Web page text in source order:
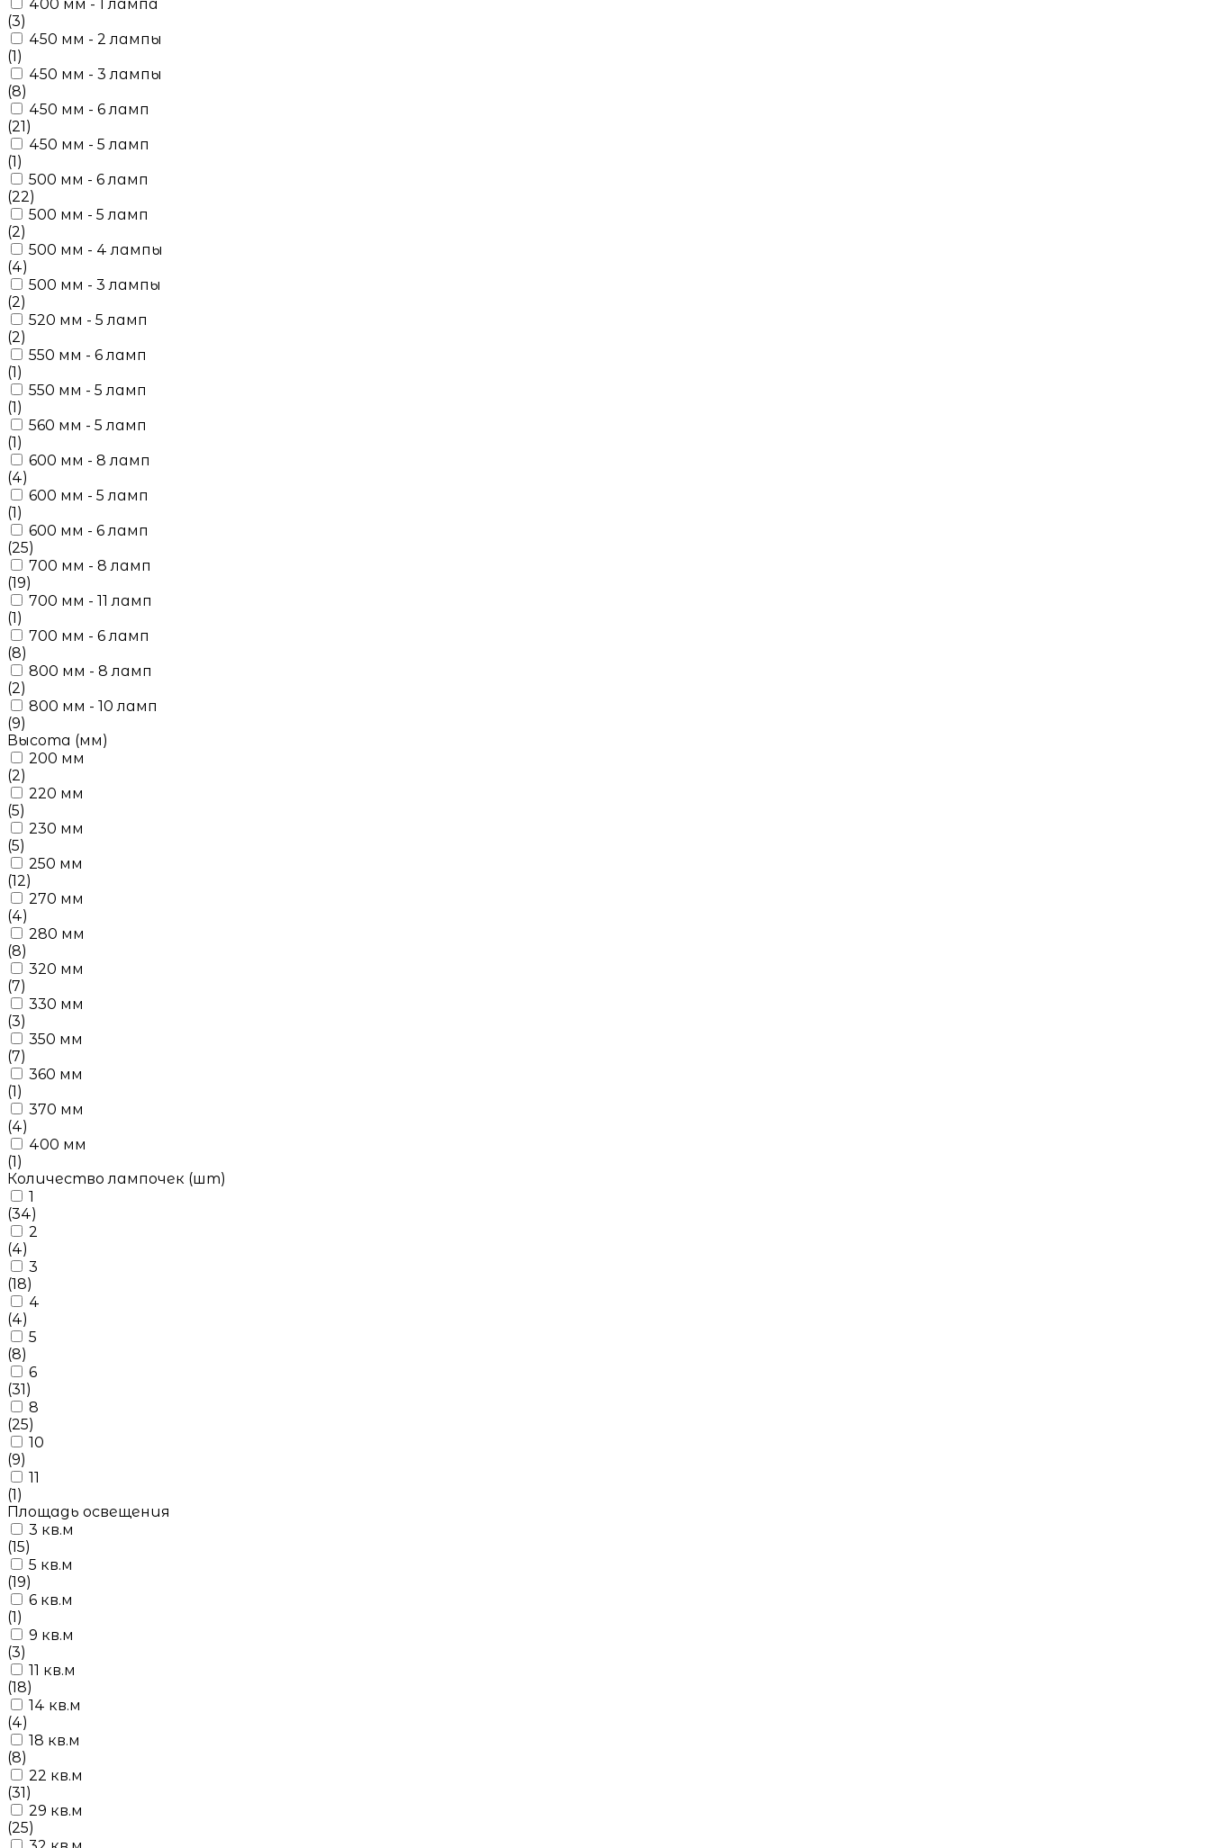
400 мм - 1 лампа
(3)
450 мм - 2 лампы
(1)
450 мм - 3 лампы
(8)
450 мм - 6 ламп
(21)
450 мм - 5 ламп
(1)
500 мм - 6 ламп
(22)
500 мм - 5 ламп
(2)
500 мм - 4 лампы
(4)
500 мм - 3 лампы
(2)
520 мм - 5 ламп
(2)
550 мм - 6 ламп
(1)
550 мм - 5 ламп
(1)
560 мм - 5 ламп
(1)
600 мм - 8 ламп
(4)
600 мм - 5 ламп
(1)
600 мм - 6 ламп
(25)
700 мм - 8 ламп
(19)
700 мм - 11 ламп
(1)
700 мм - 6 ламп
(8)
800 мм - 8 ламп
(2)
800 мм - 10 ламп
(9)
Высота (мм)
200 мм
(2)
220 мм
(5)
230 мм
(5)
250 мм
(12)
270 мм
(4)
280 мм
(8)
320 мм
(7)
330 мм
(3)
350 мм
(7)
360 мм
(1)
370 мм
(4)
400 мм
(1)
Количество лампочек (шт)
1
(34)
2
(4)
3
(18)
4
(4)
5
(8)
6
(31)
8
(25)
10
(9)
11
(1)
Площадь освещения
3 кв.м
(15)
5 кв.м
(19)
6 кв.м
(1)
9 кв.м
(3)
11 кв.м
(18)
14 кв.м
(4)
18 кв.м
(8)
22 кв.м
(31)
29 кв.м
(25)